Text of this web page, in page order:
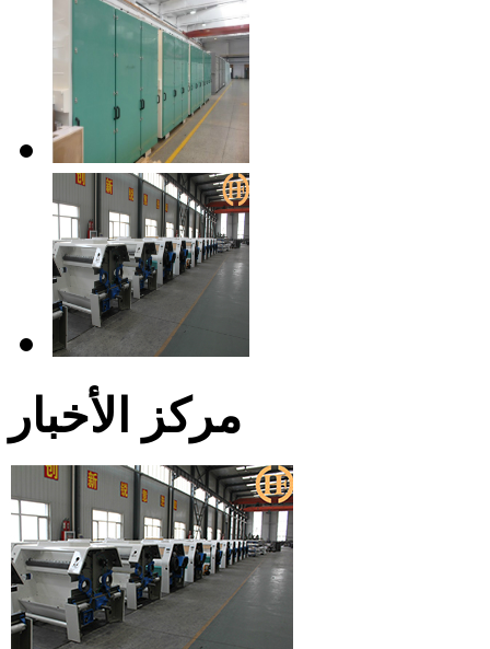
مركز الأخبار